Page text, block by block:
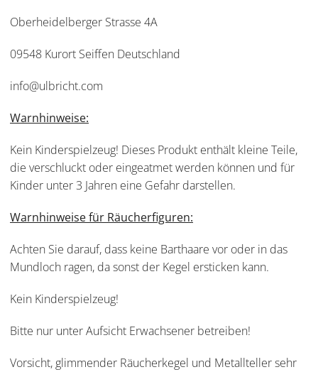
Oberheidelberger Strasse 4A
09548 Kurort Seiffen Deutschland
info@ulbricht.com
Warnhinweise:
Kein Kinderspielzeug! Dieses Produkt enthält kleine Teile,
die verschluckt oder eingeatmet werden können und für
Kinder unter 3 Jahren eine Gefahr darstellen.
Warnhinweise für Räucherfiguren:
Achten Sie darauf, dass keine Barthaare vor oder in das
Mundloch ragen, da sonst der Kegel ersticken kann.
Kein Kinderspielzeug!
Bitte nur unter Aufsicht Erwachsener betreiben!
Vorsicht, glimmender Räucherkegel und Metallteller sehr